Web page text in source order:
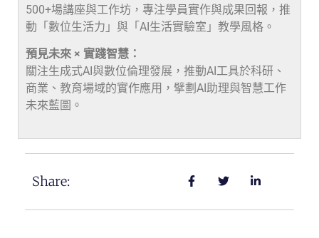
500+場講座與工作坊，專注學員實作與成果回報，推
動「數位生活力」與「AI生活實驗室」教學風格。
預見未來 × 實踐智慧：
關注生成式AI與數位倫理發展，推動AI工具於科研、
商業、教育場域的實作應用，擘劃AI助理與智慧工作
未來藍圖。
Share: